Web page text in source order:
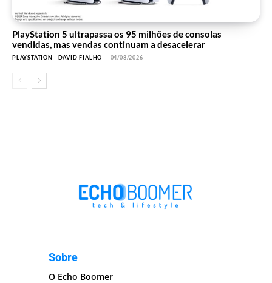
PlayStation 5 ultrapassa os 95 milhões de consolas
vendidas, mas vendas continuam a desacelerar
PLAYSTATION DAVID FIALHO - 04/08/2026
Sobre
O Echo Boomer